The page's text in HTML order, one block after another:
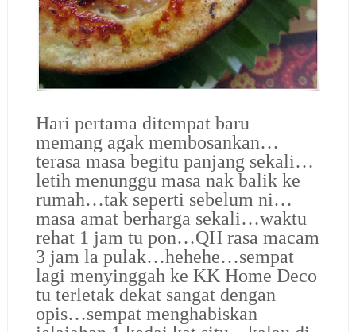
Hari pertama ditempat baru
memang agak membosankan…
terasa masa begitu panjang sekali…
letih menunggu masa nak balik ke
rumah…tak seperti sebelum ni…
masa amat berharga sekali…waktu
rehat 1 jam tu pon…QH rasa macam
3 jam la pulak…hehehe…sempat
lagi menyinggah ke KK Home Deco
tu terletak dekat sangat dengan
opis…sempat menghabiskan